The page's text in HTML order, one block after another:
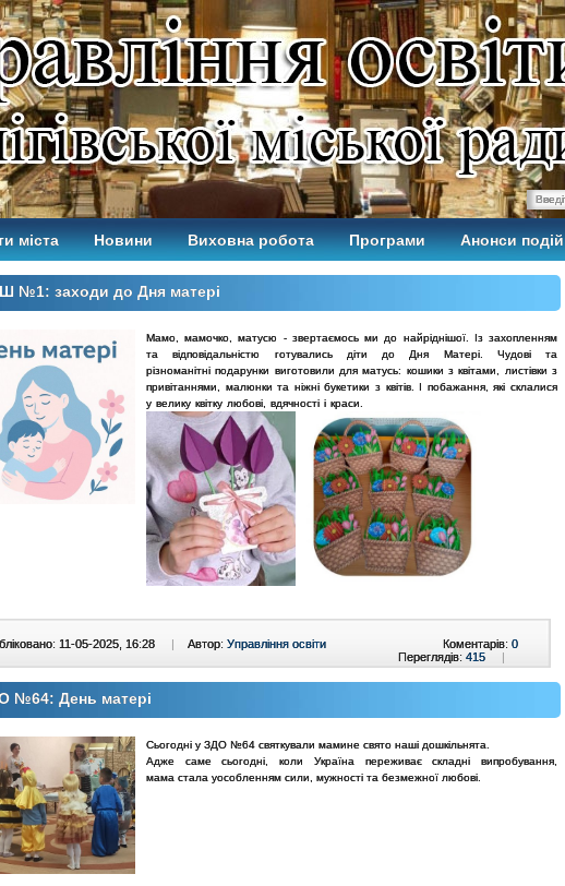
міста Новини Виховна робота Програми Анонси подій
№1: заходи до Дня матері
Мамо, мамочко, матусю - звертаємось ми до найріднішої. Із захопленням
тавідповідальністю готувались діти до Дня Матері. Чудові та
різноманітніподарунки виготовили для матусь: кошики з квітами, листівки з
привітаннями, малюнки та ніжні букетики з квітів. І побажання, які склалися
у велику квітку любові, вдячності і краси.
11-05-2025, 16:28 | Автор: Управління освіти Коментарів: 0
Переглядів: 415 |
№64: День матері
Сьогодні у ЗДО №64 святкували мамине свято наші дошкільнята.
Адже саме сьогодні, коли Україна переживає складні випробування,
мама стала уособленням сили, мужності та безмежної любові.